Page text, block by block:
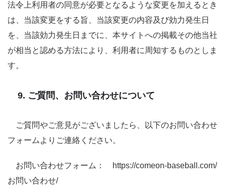
法令上利用者の同意が必要となるような変更を加えるとき
は、当該変更をする旨、当該変更の内容及び効力発生日
を、当該効力発生日までに、本サイトへの掲載その他当社
が相当と認める方法により、利用者に周知するものとしま
す。
9. ご質問、お問い合わせについて
ご質問やご意見がございましたら、以下のお問い合わせ
フォームよりご連絡ください。
お問い合わせフォーム： https://comeon-baseball.com/
お問い合わせ/